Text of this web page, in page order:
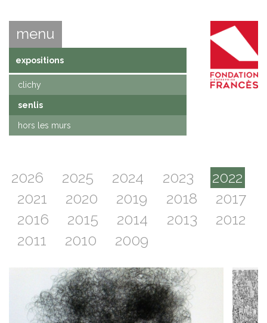
menu
expositions
clichy
senlis
hors les murs
2026 2025 2024 2023
2022
2021
2020 2019 2018
2017
2016
2015 2014 2013
2012
2011
2010 2009